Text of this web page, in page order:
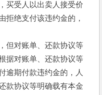
买受人以出卖人接受价
拒绝支付该违约金的，
但对账单、还款协议等
据对账单、还款协议等
逾期付款违约金的，人
款协议等明确载有本金